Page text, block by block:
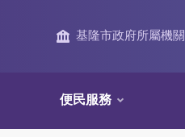
基隆市政府所屬機關
便民服務